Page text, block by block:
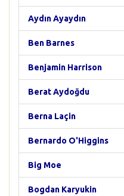
Aydın Ayaydın
Ben Barnes
Benjamin Harrison
Berat Aydoğdu
Berna Laçin
Bernardo O'Higgins
Big Moe
Bogdan Karyukin